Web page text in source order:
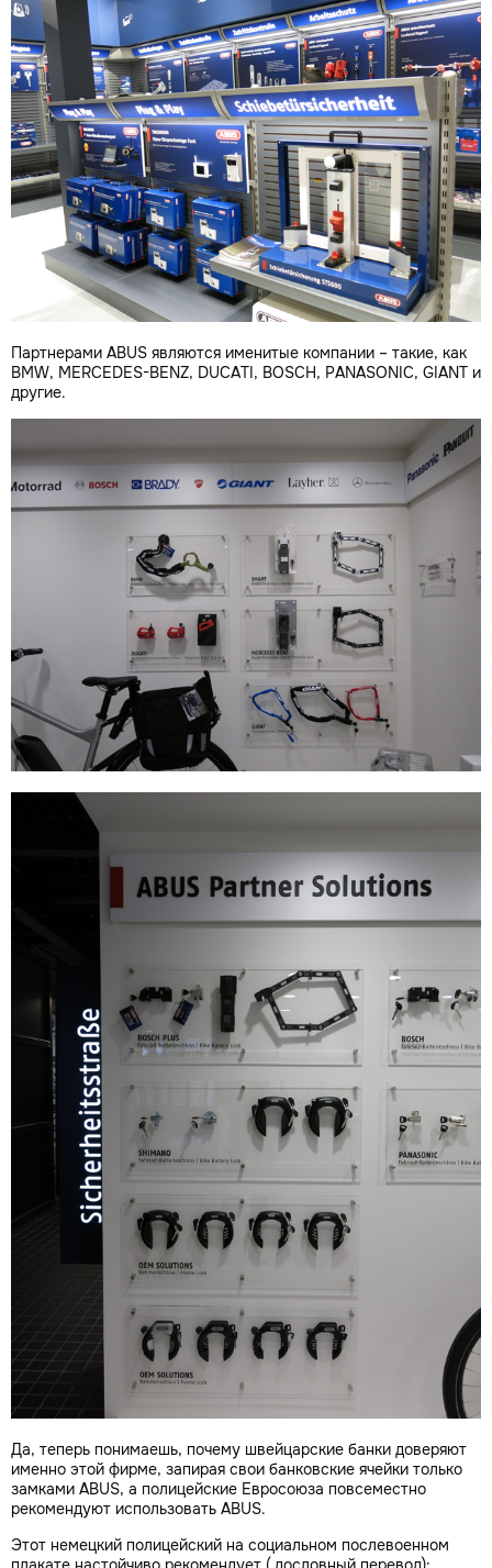
Партнерами ABUS являются именитые компании – такие, как
BMW, MERCEDES-BENZ, DUCATI, BOSCH, PANASONIC, GIANT и
другие.
Да, теперь понимаешь, почему швейцарские банки доверяют
именно этой фирме, запирая свои банковские ячейки только
замками ABUS, а полицейские Евросоюза повсеместно
рекомендуют использовать ABUS.
Этот немецкий полицейский на социальном послевоенном